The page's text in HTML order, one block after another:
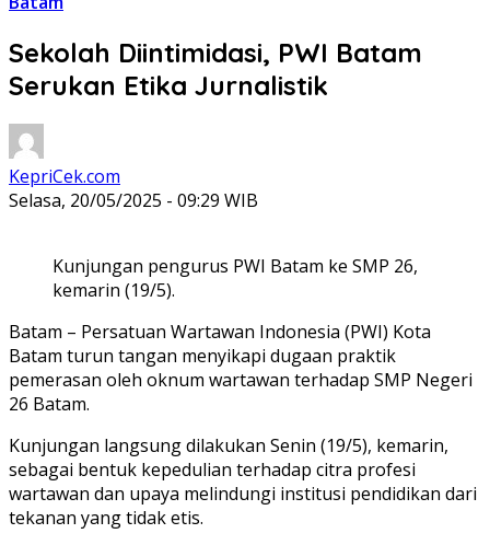
Sekolah Diintimidasi, PWI Batam
Serukan Etika Jurnalistik
KepriCek.com
Selasa, 20/05/2025 - 09:29 WIB
Kunjungan pengurus PWI Batam ke SMP 26,
kemarin (19/5).
Batam – Persatuan Wartawan Indonesia (PWI) Kota
Batam turun tangan menyikapi dugaan praktik
pemerasan oleh oknum wartawan terhadap SMP Negeri
26 Batam.
Kunjungan langsung dilakukan Senin (19/5), kemarin,
sebagai bentuk kepedulian terhadap citra profesi
wartawan dan upaya melindungi institusi pendidikan dari
tekanan yang tidak etis.